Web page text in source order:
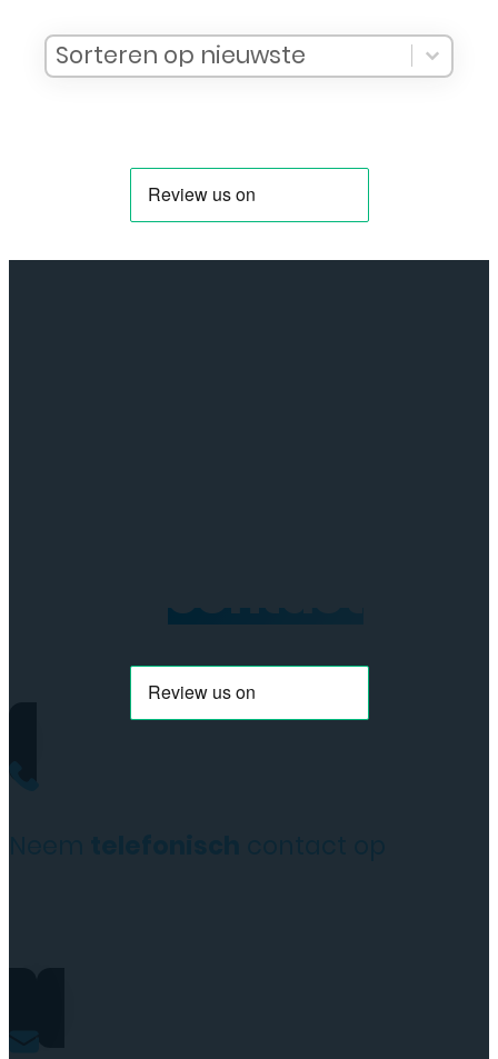
Sort Products
Sort content
Sorteren op nieuwste
Sort content
contact